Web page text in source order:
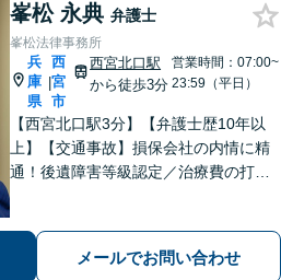
峯松 永典 弁護士
峯松法律事務所
兵
庫
県
|
西
宮
市
西宮北口駅
から徒歩3分
営業時間：07:00~
23:59（平日）
【西宮北口駅3分】【弁護士歴10年以
上】【交通事故】損保会社の内情に精
通！後遺障害等級認定／治療費の打ち
調停、裁判などお任せください【初回
相談無料】
メールでお問い合わせ